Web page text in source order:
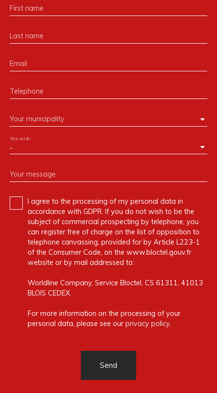
First name
Last name
Email
Telephone
Your municipality
-
You wish
Your message
I agree to the processing of my personal data in
accordance with GDPR. If you do not wish to be the
subject of commercial prospecting by telephone, you
can register free of charge on the list of opposition to
telephone canvassing, provided for by Article L223-1
of the Consumer Code, on the www.bloctel.gouv.fr
website or by mail addressed to:
Worldline Company, Service Bloctel, CS 61311, 41013
BLOIS CEDEX.
For more information on the processing of your
personal data, please see our privacy policy.
Send